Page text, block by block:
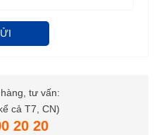
tư vấn:
cả T7, CN)
20 20